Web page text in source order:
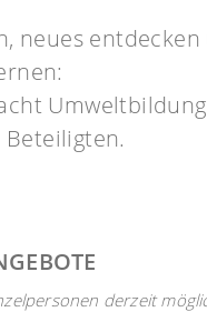
neues entdecken
derzeit